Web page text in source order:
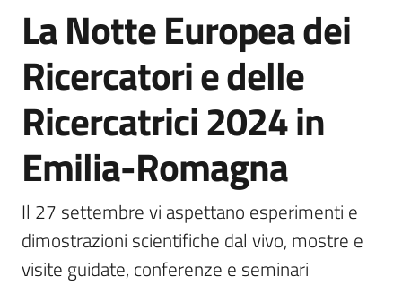
Servizi
Centri
per
le
famiglie
Informazioni
locali
Salta al contenuto
La Notte Europea dei
Ricercatori e delle
Ricercatrici 2024 in
Emilia-Romagna
Il 27 settembre vi aspettano esperimenti e
dimostrazioni scientifiche dal vivo, mostre e
visite guidate, conferenze e seminari